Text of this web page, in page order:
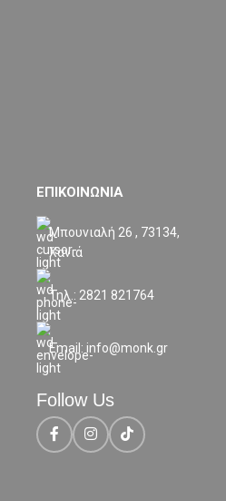
ΕΠΙΚΟΙΝΩΝΙΑ
Μπουνιαλή 26 , 73134,
Χανιά
Τηλ.: 2821 821764
Email: info@monk.gr
Follow Us